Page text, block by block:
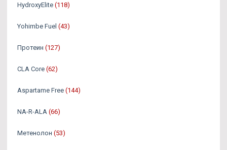
HydroxyElite (118)
Yohimbe Fuel (43)
Протеин (127)
CLA Core (62)
Aspartame Free (144)
NA-R-ALA (66)
Метенолон (53)